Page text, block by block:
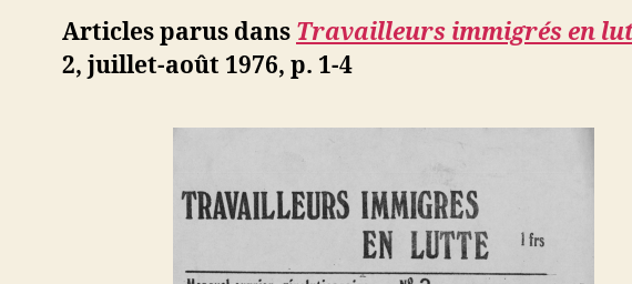
b
l’eau
risque
Articles parus dans Travailleurs immigrés en
2, juillet-août 1976, p. 1-4